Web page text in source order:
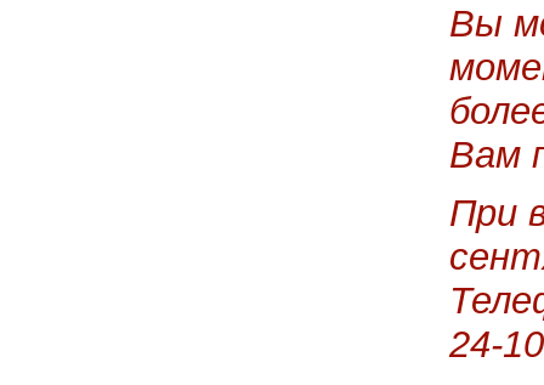
Вы
Вам
При
24-